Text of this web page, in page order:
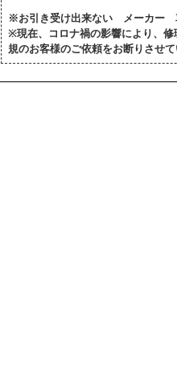
※お引き受け出来ない メーカー
※現在、コロナ禍の影響により、
規のお客様のご依頼をお断りさせ